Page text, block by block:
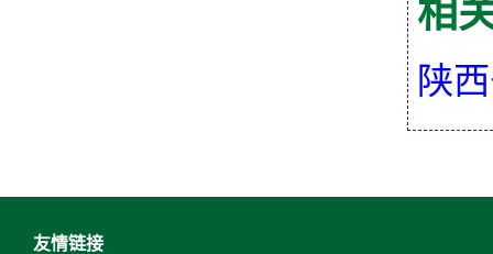
相
陕
友情链接